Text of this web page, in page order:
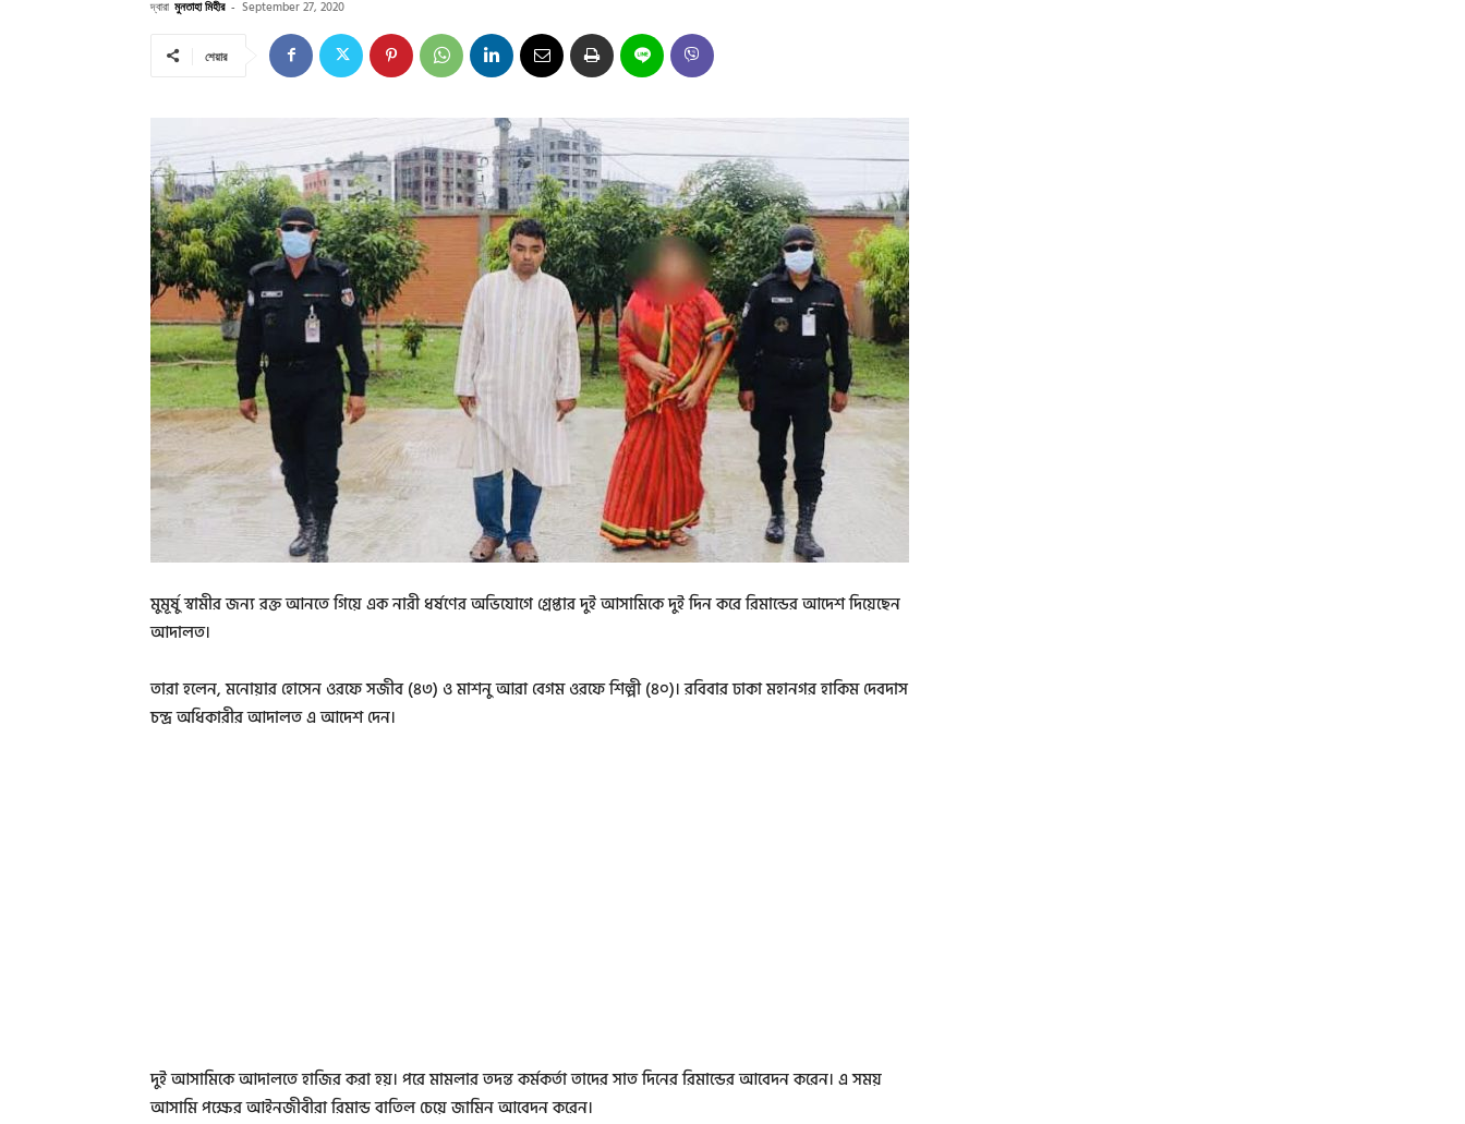
দ্বারা মুনতাহা মিহীর - September 27, 2020
শেয়ার
মুমূর্ষু স্বামীর জন্য রক্ত আনতে গিয়ে এক নারী ধর্ষণের অভিযোগে গ্রেপ্তার দুই আসামিকে দুই দিন করে রিমান্ডের আদেশ দিয়েছেন
আদালত।
তারা হলেন, মনোয়ার হোসেন ওরফে সজীব (৪৩) ও মাশনু আরা বেগম ওরফে শিল্পী (৪০)। রবিবার ঢাকা মহানগর হাকিম দেবদাস
চন্দ্র অধিকারীর আদালত এ আদেশ দেন।
দুই আসামিকে আদালতে হাজির করা হয়। পরে মামলার তদন্ত কর্মকর্তা তাদের সাত দিনের রিমান্ডের আবেদন করেন। এ সময়
আসামি পক্ষের আইনজীবীরা রিমান্ড বাতিল চেয়ে জামিন আবেদন করেন।